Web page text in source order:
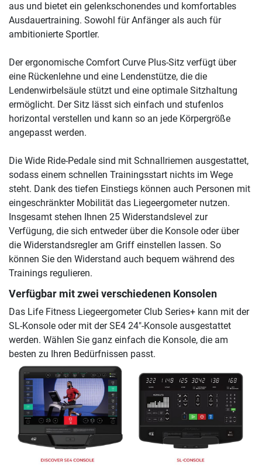
aus und bietet ein gelenkschonendes und komfortables
Ausdauertraining. Sowohl für Anfänger als auch für
ambitionierte Sportler.
Der ergonomische Comfort Curve Plus-Sitz verfügt über
eine Rückenlehne und eine Lendenstütze, die die
Lendenwirbelsäule stützt und eine optimale Sitzhaltung
ermöglicht. Der Sitz lässt sich einfach und stufenlos
horizontal verstellen und kann so an jede Körpergröße
angepasst werden.
Die Wide Ride-Pedale sind mit Schnallriemen ausgestattet,
sodass einem schnellen Trainingsstart nichts im Wege
steht. Dank des tiefen Einstiegs können auch Personen mit
eingeschränkter Mobilität das Liegeergometer nutzen.
Insgesamt stehen Ihnen 25 Widerstandslevel zur
Verfügung, die sich entweder über die Konsole oder über
die Widerstandsregler am Griff einstellen lassen. So
können Sie den Widerstand auch bequem während des
Trainings regulieren.
Verfügbar mit zwei verschiedenen Konsolen
Das Life Fitness Liegeergometer Club Series+ kann mit der
SL-Konsole oder mit der SE4 24"-Konsole ausgestattet
werden. Wählen Sie ganz einfach die Konsole, die am
besten zu Ihren Bedürfnissen passt.